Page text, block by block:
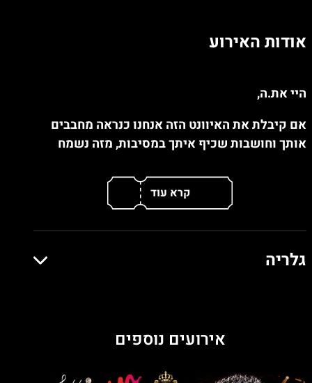
אודות האירוע
היי את.ה,
אם קיבלת את האיוונט הזה אנחנו כנראה מחבבים
אותך וחושבות שכיף איתך במסיבות, מזה נשמח
מרימים כבר תקופה ומתרגשים להביא לראשונה
לפומבי. ועכשיו לכותרות :
מה החלום הכי גדול שלך? להטיס מטוס? לנהוג
באוסקר?? או לעלות לבמה ולהביא את השואו של
הפנטזיה.
גלריה
אירועים נוספים